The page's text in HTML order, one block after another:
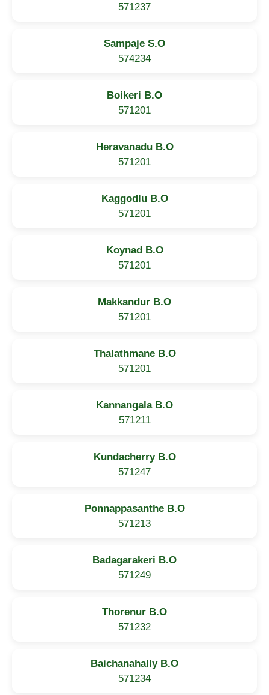
571237
Sampaje S.O
574234
Boikeri B.O
571201
Heravanadu B.O
571201
Kaggodlu B.O
571201
Koynad B.O
571201
Makkandur B.O
571201
Thalathmane B.O
571201
Kannangala B.O
571211
Kundacherry B.O
571247
Ponnappasanthe B.O
571213
Badagarakeri B.O
571249
Thorenur B.O
571232
Baichanahally B.O
571234